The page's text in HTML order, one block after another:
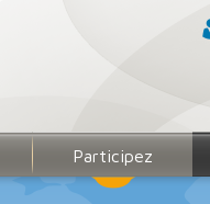
Participez